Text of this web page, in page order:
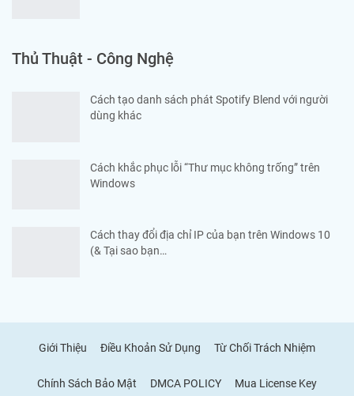
Thủ Thuật - Công Nghệ
Cách tạo danh sách phát Spotify Blend với người
dùng khác
Cách khắc phục lỗi “Thư mục không trống” trên
Windows
Cách thay đổi địa chỉ IP của bạn trên Windows 10
(& Tại sao bạn…
Giới Thiệu Điều Khoản Sử Dụng Từ Chối Trách Nhiệm
Chính Sách Bảo Mật DMCA POLICY Mua License Key